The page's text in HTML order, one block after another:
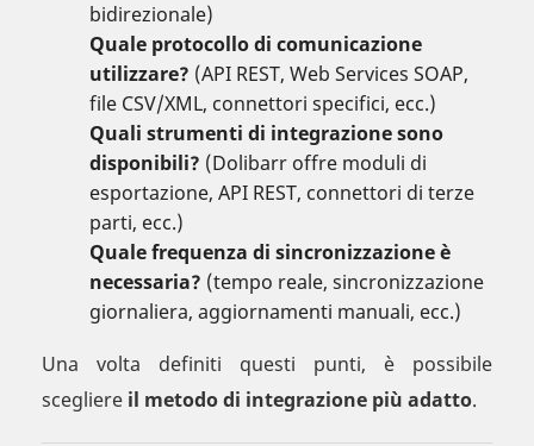
bidirezionale)
Quale protocollo di comunicazione
utilizzare? (API REST, Web Services SOAP,
file CSV/XML, connettori specifici, ecc.)
Quali strumenti di integrazione sono
disponibili? (Dolibarr offre moduli di
esportazione, API REST, connettori di terze
parti, ecc.)
Quale frequenza di sincronizzazione è
necessaria? (tempo reale, sincronizzazione
giornaliera, aggiornamenti manuali, ecc.)
Una volta definiti questi punti, è possibile
scegliere il metodo di integrazione più adatto.